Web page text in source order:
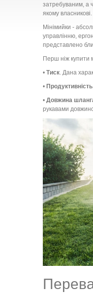
затребуваним, а
якому власникові.
Мінімийки -
управлінню,
представлено
Перш ніж купити
• Тиск. Дана
• Продуктивність
• Довжина
рукавами